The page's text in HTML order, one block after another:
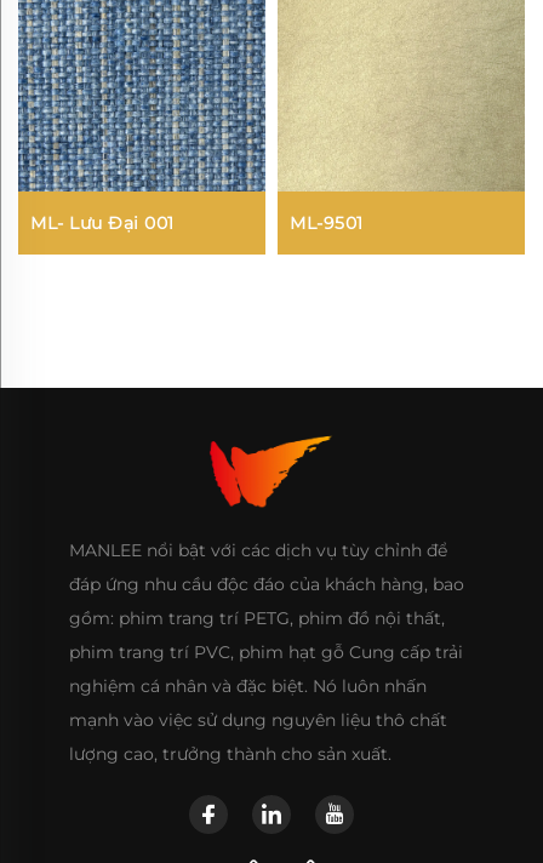
ML- Lưu Đại 001 ML-9501
MANLEE nổi bật với các dịch vụ tùy chỉnh để
đáp ứng nhu cầu độc đáo của khách hàng, bao
gồm: phim trang trí PETG, phim đồ nội thất,
phim trang trí PVC, phim hạt gỗ Cung cấp trải
nghiệm cá nhân và đặc biệt. Nó luôn nhấn
mạnh vào việc sử dụng nguyên liệu thô chất
lượng cao, trưởng thành cho sản xuất.